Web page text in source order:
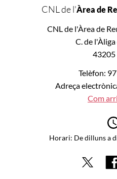
CNL de l'Àrea de
CNL de l'Àrea de
C. de l'Àliga
43205
Telèfon:
Adreça
Com
Horari: De dilluns a